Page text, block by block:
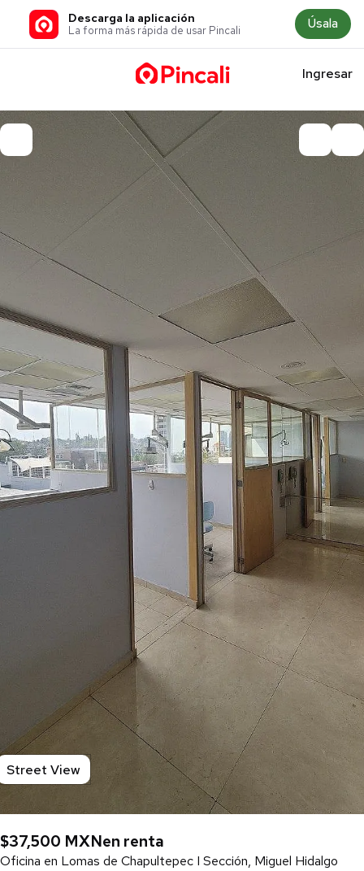
Descarga la aplicación
La forma más rápida de usar Pincali Úsala
Ingresar
Street View
$37,500 MXNen renta
Oficina en Lomas de Chapultepec I Sección, Miguel Hidalgo